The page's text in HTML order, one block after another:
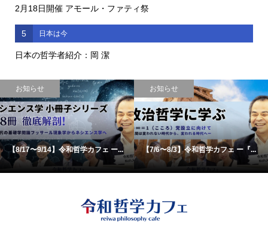
2月18日開催 アモール・ファティ祭
5 日本は今
日本の哲学者紹介：岡 潔
お知らせ
【8/17〜9/14】令和哲学カフェ ー...
お知らせ
【7/6〜8/3】令和哲学カフェ ー『...